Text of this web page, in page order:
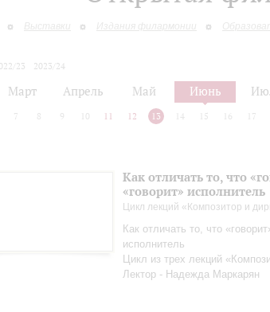
Выставки Издания филармонии
23
2023/24
Март Апрель Май Июнь
7 8 9 10 11 12 13 14 15 16 17
Как отличать то, что
«говорит» исполнитель
Цикл лекций «Композитор и
Как отличать то, что
исполнитель
Цикл из трех лекций
Лектор - Надежда Маркарян